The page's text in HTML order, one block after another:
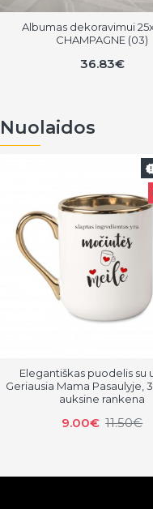
Albumas dekoravimui
CHAMPAGNE (03)
36.83€
Nuolaidos
Elegantiškas puodelis su
Geriausia Mama Pasaulyje,
auksine rankena
9.00€ 11.50€